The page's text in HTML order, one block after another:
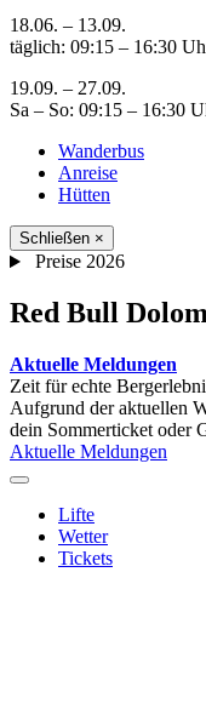
18.06. – 13.09.
täglich: 09:15 – 16:30
19.09. – 27.09.
Sa – So: 09:15 – 16:30
Wanderbus
Anreise
Hütten
Schließen ×
Preise 2026
Red Bull
Aktuelle Meldungen
Zeit für echte
Aufgrund der aktuellen
dein Sommerticket oder
Aktuelle Meldungen
Lifte
Wetter
Tickets